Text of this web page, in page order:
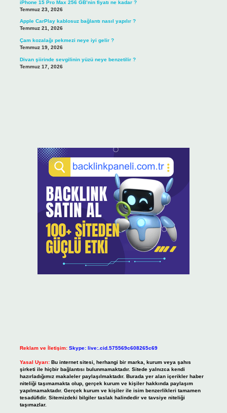
iPhone 15 Pro Max 256 GB’nin fiyatı ne kadar ?
Temmuz 23, 2026
Apple CarPlay kablosuz bağlantı nasıl yapılır ?
Temmuz 21, 2026
Çam kozalağı pekmezi neye iyi gelir ?
Temmuz 19, 2026
Divan şiirinde sevgilinin yüzü neye benzetilir ?
Temmuz 17, 2026
Reklam ve İletişim: Skype: live:.cid.575569c608265c69
Yasal Uyarı: Bu internet sitesi, herhangi bir marka, kurum veya şahıs
şirketi ile hiçbir bağlantısı bulunmamaktadır. Sitede yalnızca kendi
hazırladığımız makaleler paylaşılmaktadır. Burada yer alan içerikler haber
niteliği taşımamakta olup, gerçek kurum ve kişiler hakkında paylaşım
yapılmamaktadır. Gerçek kurum ve kişiler ile isim benzerlikleri tamamen
tesadüfidir. Sitemizdeki bilgiler taslak halindedir ve tavsiye niteliği
taşımazlar.